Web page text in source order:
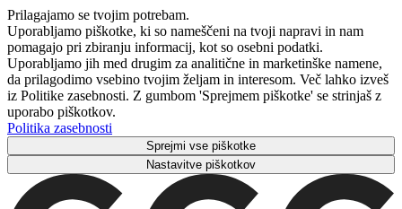
Prilagajamo se tvojim potrebam.
Uporabljamo piškotke, ki so nameščeni na tvoji napravi in ​​nam
pomagajo pri zbiranju informacij, kot so osebni podatki.
Uporabljamo jih med drugim za analitične in marketinške namene,
da prilagodimo vsebino tvojim željam in interesom. Več lahko izveš
iz Politike zasebnosti. Z gumbom 'Sprejmem piškotke' se strinjaš z
uporabo piškotkov.
Politika zasebnosti
Sprejmi vse piškotke
Nastavitve piškotkov